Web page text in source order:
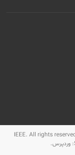
. All rights
وردپرس.